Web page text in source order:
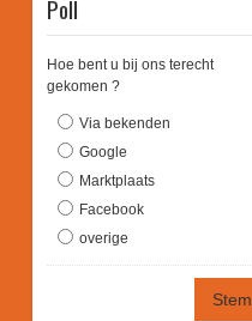
Poll
Hoe bent u bij ons terecht
gekomen ?
Via bekenden
Google
Marktplaats
Facebook
overige
Stem